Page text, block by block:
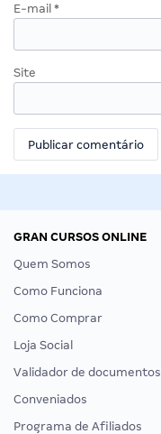
E-mail *
Site
GRAN CURSOS ONLINE
Quem Somos
Como Funciona
Como Comprar
Loja Social
Validador de documentos
Conveniados
Programa de Afiliados